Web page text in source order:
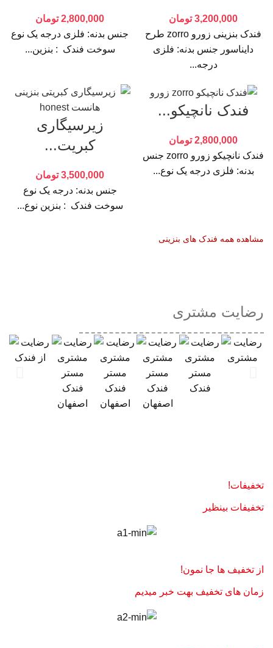
3,200,000 تومان
فندک بنزینی زورو zorro طرح
دایناسور جنس بدنه: فلزی
درجه...
2,800,000 تومان
جنس بدنه: فلزی درجه یک نوع
سوخت فندک : بنزین...
فندک نانچیکو...
2,800,000 تومان
فندک نانچیکو زورو zorro جنس
بدنه: فلزی درجه یک نوع...
زیرسیگاری
کبریت...
3,500,000 تومان
جنس بدنه: درجه یک نوع
سوخت فندک : بنزین نوع...
مشاهده همه فندک های بنزینی
رضایت مشتری
تخفیفات!
تخفیفات بینظیر
از تخفیف ها جا نمون!
زمان های تخفیف بهت خبر میدیم